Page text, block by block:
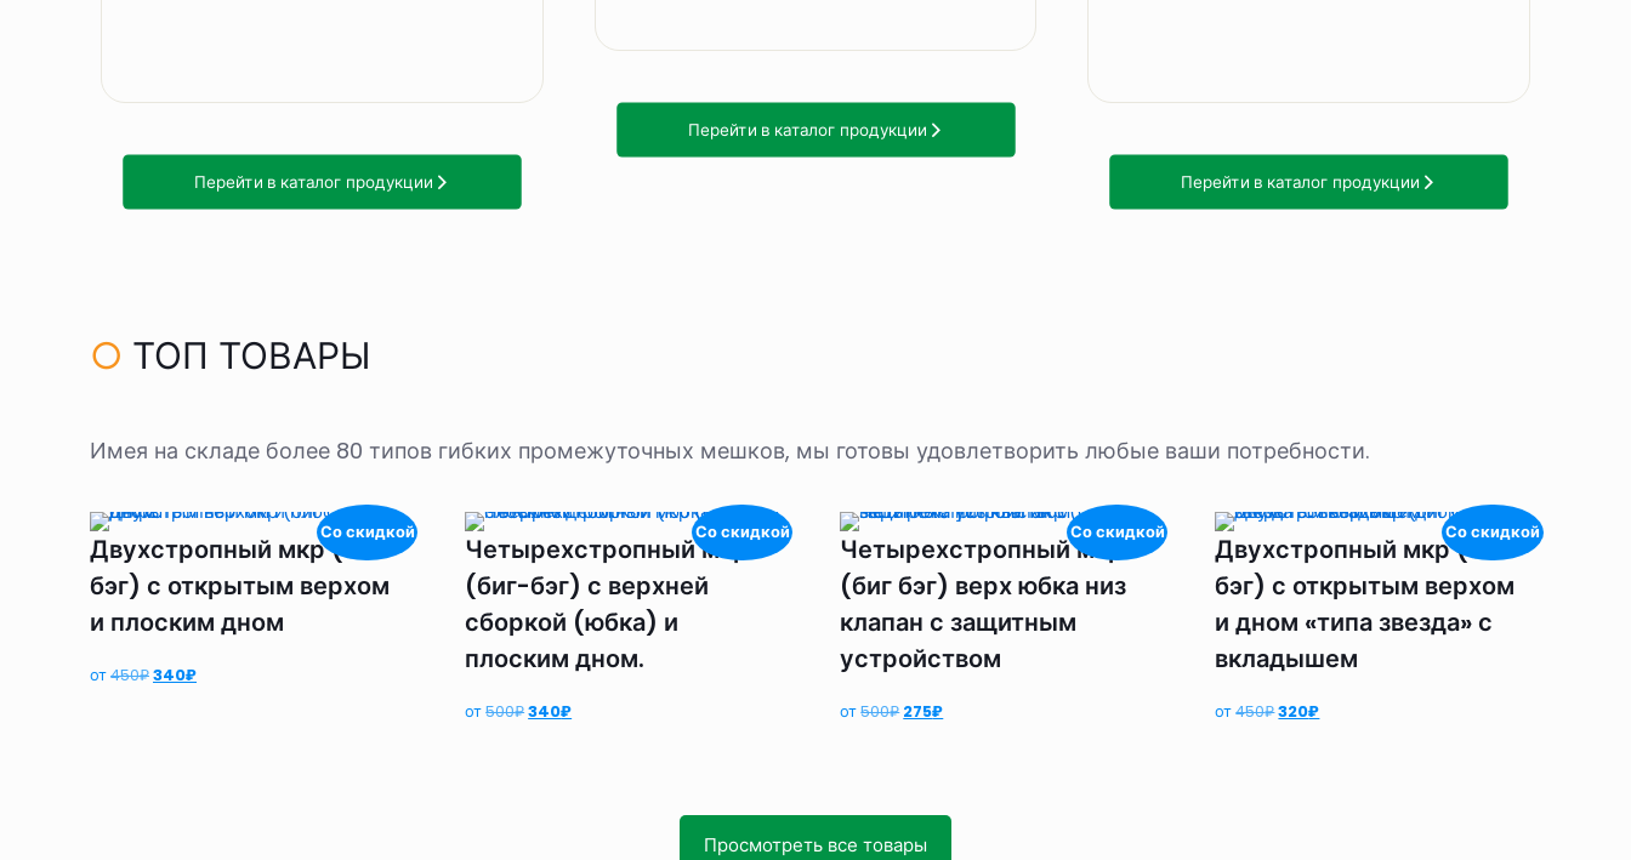
Перейти в каталог продукции
Перейти в каталог продукции
Перейти в каталог продукции
○ ТОП ТОВАРЫ
Имея на складе более 80 типов гибких промежуточных мешков, мы готовы удовлетворить любые ваши потребности.
Со скидкой
Двухстропный мкр (биг
бэг) с открытым верхом
и плоским дном
от450₽Первоначальная
340₽Текущая
Со скидкой
Четырехстропный мкр
(биг-бэг) с верхней
сборкой (юбка) и
плоским дном.
от500₽Первоначальная
340₽Текущая
Со скидкой
Четырехстропный мкр
(биг бэг) верх юбка низ
клапан с защитным
устройством
от500₽ Первоначальная
500₽.
275₽Текущая
Со скидкой
Двухстропный мкр (биг
бэг) с открытым верхом
и дном «типа звезда» с
вкладышем
от450₽Первоначальная
320₽Текущая
Просмотреть все товары